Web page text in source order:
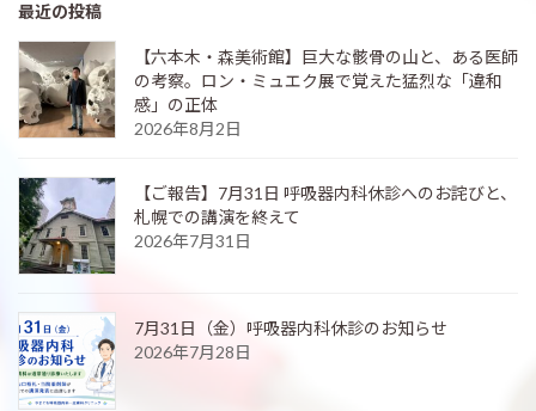
最近の投稿
【六本木・森美術館】巨大な骸骨の山と、ある医師
の考察。ロン・ミュエク展で覚えた猛烈な「違和
感」の正体
2026年8月2日
【ご報告】7月31日 呼吸器内科休診へのお詫びと、
札幌での講演を終えて
2026年7月31日
7月31日（金）呼吸器内科休診のお知らせ
2026年7月28日